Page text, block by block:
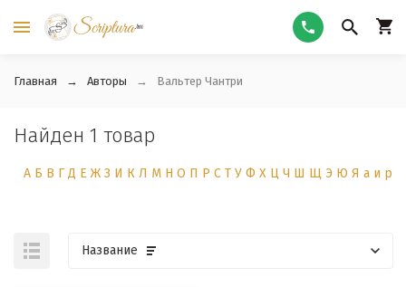
Главная Авторы Вальтер Чантри
Найден 1 товар
А Б В Г Д Е Ж З И К Л М Н О П Р С Т У Ф Х Ц Ч Ш Щ Э Ю Я а и р
Название